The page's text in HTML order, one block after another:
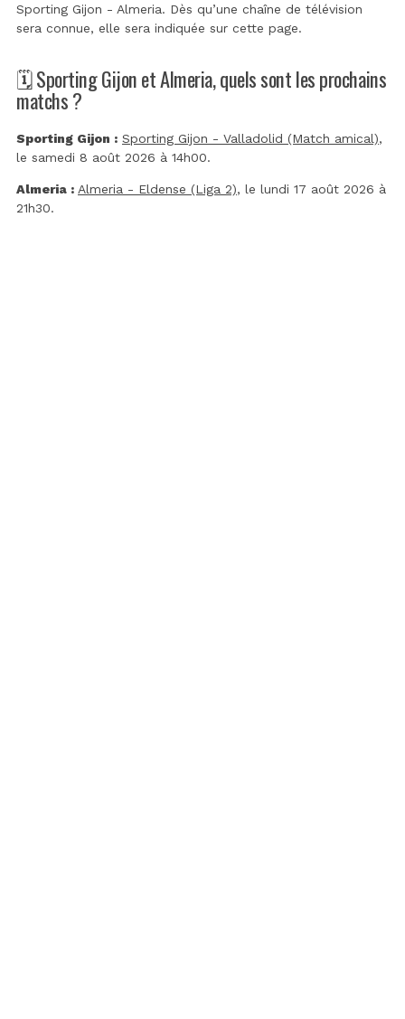
Sporting Gijon - Almeria. Dès qu’une chaîne de télévision
sera connue, elle sera indiquée sur cette page.
🗓️ Sporting Gijon et Almeria, quels sont les prochains
matchs ?
Sporting Gijon : Sporting Gijon - Valladolid (Match amical),
le samedi 8 août 2026 à 14h00.
Almeria : Almeria - Eldense (Liga 2), le lundi 17 août 2026 à
21h30.